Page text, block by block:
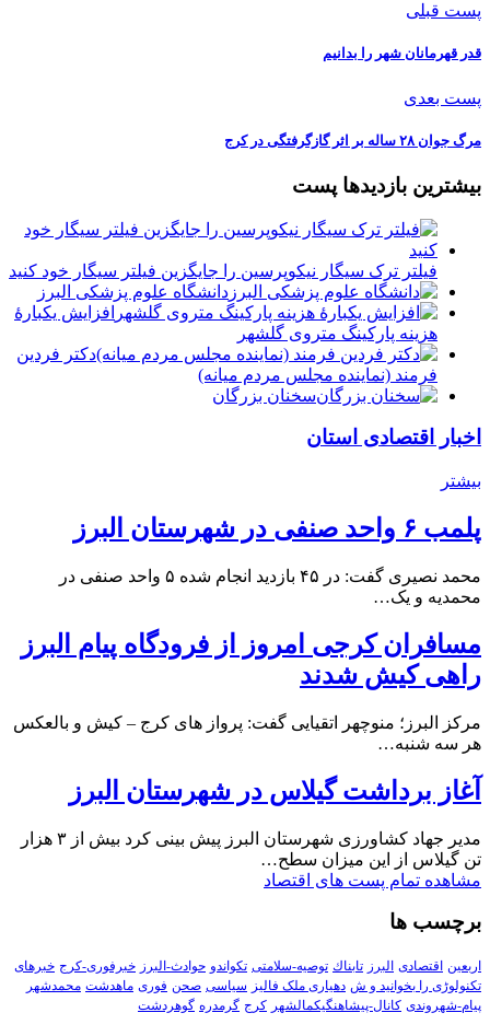
پست قبلی
قدر قهرمانان شهر را بدانیم
پست بعدی
مرگ جوان ۲۸ ساله بر اثر گازگرفتگی در کرج
بیشترین بازدیدها پست
فیلتر ترک سیگار نیکوپرسین را جایگزین فیلتر سیگار خود کنید
دانشگاه علوم پزشکی البرز
افزایش یکبارۀ
هزینه پارکینگ متروی گلشهر
دكتر فردين
فرمند (نماينده مجلس مردم میانه)
سخنان بزرگان
اخبار اقتصادی استان
بیشتر
پلمب ۶ واحد صنفی در شهرستان البرز
محمد نصیری گفت: در ۴۵ بازدید انجام شده ۵ واحد صنفی در
محمدیه و یک…
مسافران کرجی امروز از فرودگاه پیام البرز
راهی کیش شدند
مرکز البرز؛ منوچهر اتقیایی گفت: پرواز های کرج – کیش و بالعکس
هر سه شنبه…
آغاز برداشت گیلاس در شهرستان البرز
مدیر جهاد کشاورزی شهرستان البرز پیش بینی کرد بیش از ۳ هزار
تن گیلاس از این میزان سطح…
مشاهده تمام پست های اقتصاد
برچسب ها
اربعین اقتصادی البرز تابناك توصیه-سلامتی تکواندو حوادث-البرز خبرفوری-کرج خبرهای
تکنولوڑی را بخوانید و ش دهیاری ملک فالیز سیاسی صحن فوری ماهدشت محمدشهر
پیام-شهروندی کانال-پیشاهنگیکمالشهر کرج گرمدره گوهردشت